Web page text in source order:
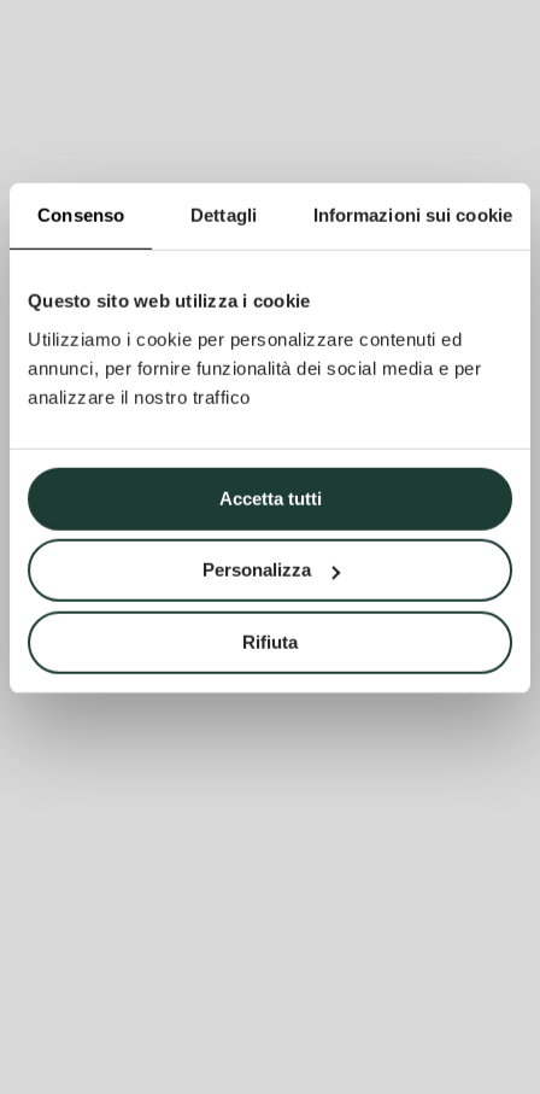
Consenso Dettagli Informazioni sui cookie
Questo sito web utilizza i cookie
Utilizziamo i cookie per personalizzare contenuti ed
annunci, per fornire funzionalità dei social media e per
analizzare il nostro traffico
Accetta tutti
Personalizza
Rifiuta